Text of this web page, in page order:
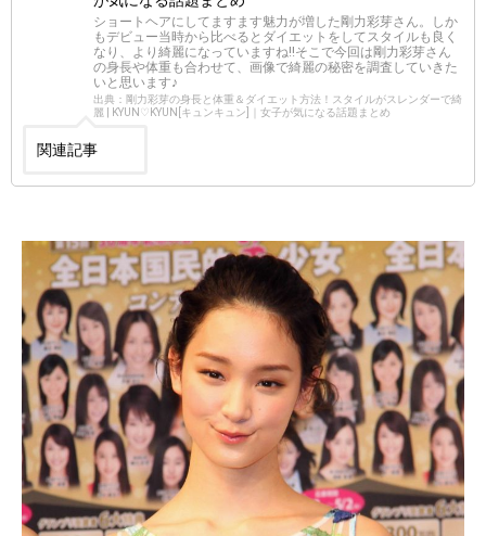
ショートヘアにしてますます魅力が増した剛力彩芽さん。しか
もデビュー当時から比べるとダイエットをしてスタイルも良く
なり、より綺麗になっていますね!!そこで今回は剛力彩芽さん
の身長や体重も合わせて、画像で綺麗の秘密を調査していきた
いと思います♪
出典：剛力彩芽の身長と体重＆ダイエット方法！スタイルがスレンダーで綺
麗 | KYUN♡KYUN[キュンキュン]｜女子が気になる話題まとめ
関連記事